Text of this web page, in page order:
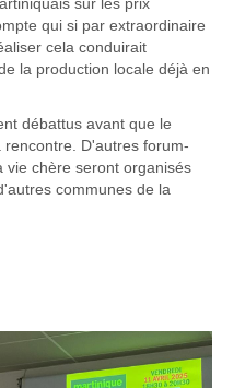
sur les prix
qui si par extraordinaire
cela conduirait
la production locale déjà en
débattus avant que le
D'autres forum-
vie chère seront organisés
communes de la